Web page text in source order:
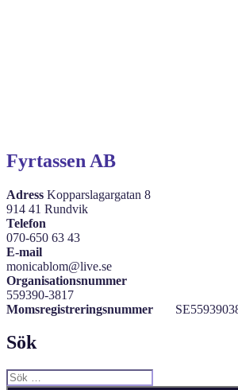
Fyrtassen AB
Adress Kopparslagargatan 8
914 41 Rundvik
Telefon
070-650 63 43
E-mail
monicablom@live.se
Organisationsnummer
559390-3817
Momsregistreringsnummer
Sök
Sök